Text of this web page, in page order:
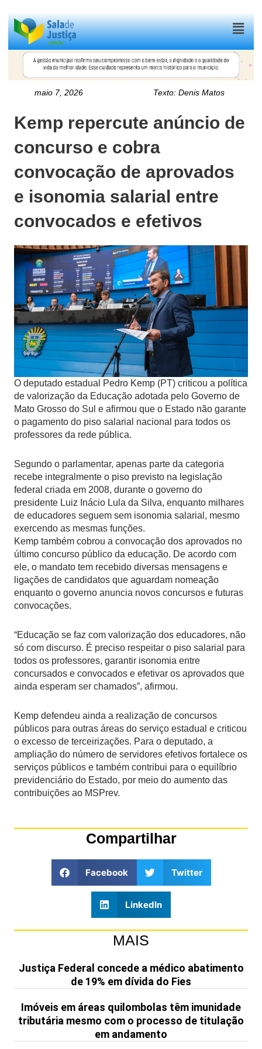
Menu
maio 7, 2026 Texto:Denis Matos
Kemp repercute anúncio de
concurso e cobra
convocação de aprovados
e isonomia salarial entre
convocados e efetivos
O deputado estadual Pedro Kemp (PT) criticou a política
de valorização da Educação adotada pelo Governo de
Mato Grosso do Sul e afirmou que o Estado não garante
o pagamento do piso salarial nacional para todos os
professores da rede pública.
Segundo o parlamentar, apenas parte da categoria
recebe integralmente o piso previsto na legislação
federal criada em 2008, durante o governo do
presidente Luiz Inácio Lula da Silva, enquanto milhares
de educadores seguem sem isonomia salarial, mesmo
exercendo as mesmas funções.
Kemp também cobrou a convocação dos aprovados no
último concurso público da educação. De acordo com
ele, o mandato tem recebido diversas mensagens e
ligações de candidatos que aguardam nomeação
enquanto o governo anuncia novos concursos e futuras
convocações.
“Educação se faz com valorização dos educadores, não
só com discurso. É preciso respeitar o piso salarial para
todos os professores, garantir isonomia entre
concursados e convocados e efetivar os aprovados que
ainda esperam ser chamados”, afirmou.
Kemp defendeu ainda a realização de concursos
públicos para outras áreas do serviço estadual e criticou
o excesso de terceirizações. Para o deputado, a
ampliação do número de servidores efetivos fortalece os
serviços públicos e também contribui para o equilíbrio
previdenciário do Estado, por meio do aumento das
contribuições ao MSPrev.
Compartilhar
Facebook Twitter
LinkedIn
MAIS
Justiça Federal concede a médico abatimento
de 19% em dívida do Fies
Imóveis em áreas quilombolas têm imunidade
tributária mesmo com o processo de titulação
em andamento